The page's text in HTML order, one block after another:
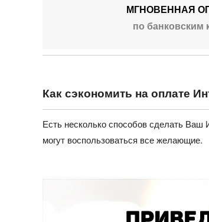
МГНОВЕННАЯ
по банковским
Как сэкономить на оплате
Есть несколько способов сделать Ваш
могут воспользоваться все желающие.